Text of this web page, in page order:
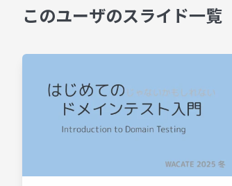
このユーザのスライド一覧